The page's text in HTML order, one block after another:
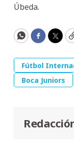
Úbeda.
WhatsApp
Fútbol
Boca Juniors